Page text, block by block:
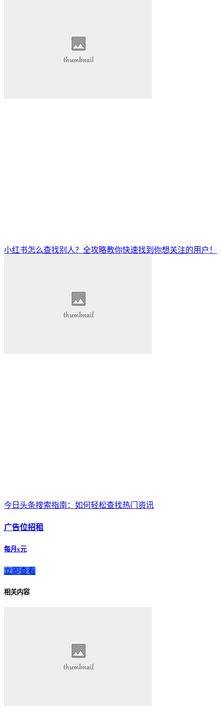
小红书怎么查找别人？全攻略教你快速找到你想关注的用户！
今日头条搜索指南：如何轻松查找热门资讯
广告位招租
每月x元
立即查看
相关内容